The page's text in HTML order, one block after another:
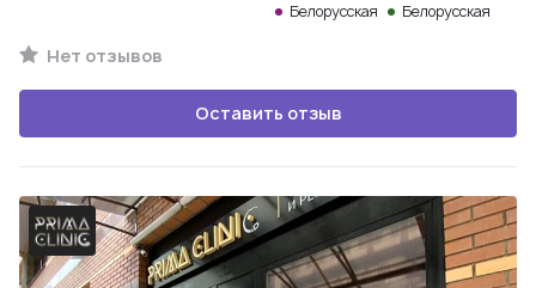
Белорусская Белорусская
Нет отзывов
Оставить отзыв